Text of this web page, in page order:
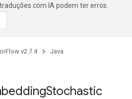
com IA podem ter erros.
v2.7.4 Java
Stochastic